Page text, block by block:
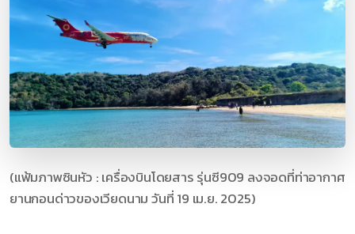
(แฟ้มภาพซินหัว : เครื่องบินโดยสาร รุ่นซี909 ลงจอดที่ท่าอากาศ
ยานกอนด่าวของเวียดนาม วันที่ 19 เม.ย. 2025)